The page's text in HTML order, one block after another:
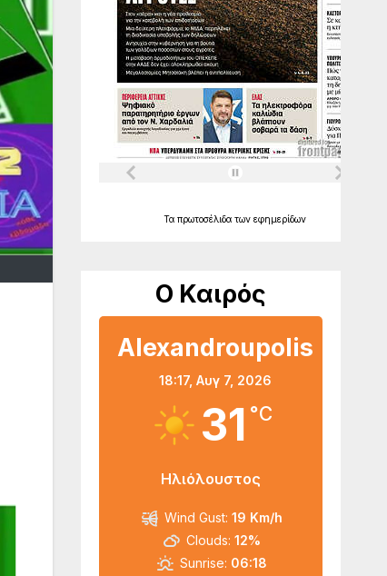
Τα πρωτοσέλιδα των εφημερίδων
Ο Καιρός
Alexandroupolis
18:17, Αυγ 7, 2026
31 °C
Ηλιόλουστος
Wind Gust: 19 Km/h
Clouds: 12%
Sunrise: 06:18